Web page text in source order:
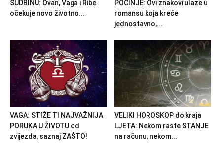
SUDBINU: Ovan, Vaga i Ribe
očekuje novo životno...
POČINJE: Ovi znakovi ulaze u
romansu koja kreće
jednostavno,...
VAGA: STIŽE TI NAJVAŽNIJA
PORUKA U ŽIVOTU od
zvijezda, saznaj ZAŠTO!
VELIKI HOROSKOP do kraja
LJETA: Nekom raste STANJE
na računu, nekom...